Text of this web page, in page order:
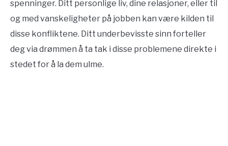
spenninger. Ditt personlige liv, dine relasjoner, eller til
og med vanskeligheter på jobben kan være kilden til
disse konfliktene. Ditt underbevisste sinn forteller
deg via drømmen å ta tak i disse problemene direkte i
stedet for å la dem ulme.